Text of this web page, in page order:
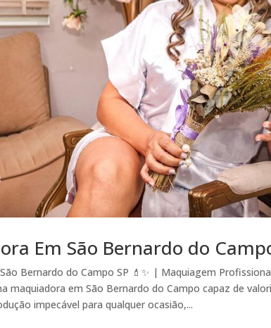
Em São Bernardo do
Bernardo do Campo SP 💄✨ | Maquiagem
maquiadora em São Bernardo do Campo capaz de
impecável para qualquer ocasião,...